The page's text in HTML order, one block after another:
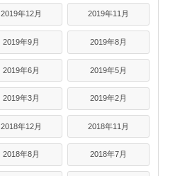
2019年12月 2019年11月
2019年9月 2019年8月
2019年6月 2019年5月
2019年3月 2019年2月
2018年12月 2018年11月
2018年8月 2018年7月